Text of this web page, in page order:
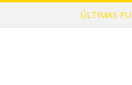
ÚLTIMAS